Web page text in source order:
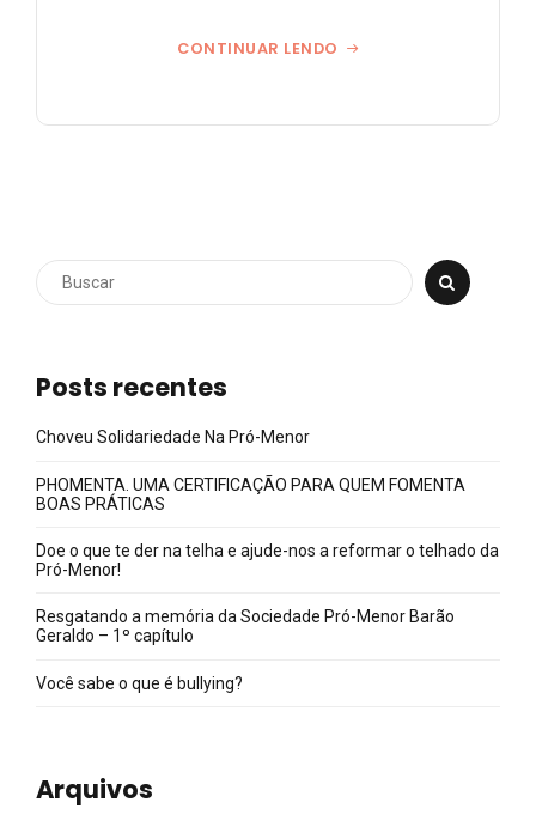
CONTINUAR LENDO
Posts recentes
Choveu Solidariedade Na Pró-Menor
PHOMENTA. UMA CERTIFICAÇÃO PARA QUEM FOMENTA
BOAS PRÁTICAS
Doe o que te der na telha e ajude-nos a reformar o telhado da
Pró-Menor!
Resgatando a memória da Sociedade Pró-Menor Barão
Geraldo – 1º capítulo
Você sabe o que é bullying?
Arquivos